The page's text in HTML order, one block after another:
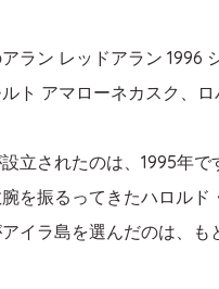
ラン レッドアラン 1996
ト アマローネカスク、
立されたのは、1995年で
を振るってきたハロルド
イラ島を選んだのは、も